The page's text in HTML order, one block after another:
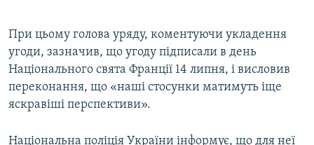
При цьому голова уряду, коментуючи укладення
угоди, зазначив, що угоду підписали в день
Національного свята Франції 14 липня, і висловив
переконання, що «наші стосунки матимуть іще
яскравіші перспективи».
Національна поліція України інформує, що для неї